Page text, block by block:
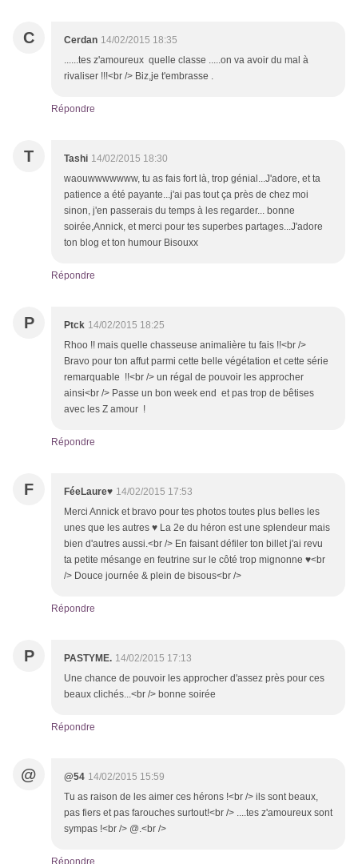
C Cerdan 14/02/2015 18:35
......tes z'amoureux quelle classe .....on va avoir du mal à
rivaliser !!!<br /> Biz,je t'embrasse .
Répondre
T Tashi 14/02/2015 18:30
waouwwwwwww, tu as fais fort là, trop génial...J'adore, et ta
patience a été payante...j'ai pas tout ça près de chez moi
sinon, j'en passerais du temps à les regarder... bonne
soirée,Annick, et merci pour tes superbes partages...J'adore
ton blog et ton humour Bisouxx
Répondre
P Ptck 14/02/2015 18:25
Rhoo !! mais quelle chasseuse animalière tu fais !!<br />
Bravo pour ton affut parmi cette belle végétation et cette série
remarquable !!<br /> un régal de pouvoir les approcher
ainsi<br /> Passe un bon week end et pas trop de bêtises
avec les Z amour !
Répondre
F FéeLaure♥ 14/02/2015 17:53
Merci Annick et bravo pour tes photos toutes plus belles les
unes que les autres ♥ La 2e du héron est une splendeur mais
bien d'autres aussi.<br /> En faisant défiler ton billet j'ai revu
ta petite mésange en feutrine sur le côté trop mignonne ♥<br
/> Douce journée & plein de bisous<br />
Répondre
P PASTYME. 14/02/2015 17:13
Une chance de pouvoir les approcher d'assez près pour ces
beaux clichés...<br /> bonne soirée
Répondre
@ @54 14/02/2015 15:59
Tu as raison de les aimer ces hérons !<br /> ils sont beaux,
pas fiers et pas farouches surtout!<br /> ....tes z'amoureux sont
sympas !<br /> @.<br />
Répondre